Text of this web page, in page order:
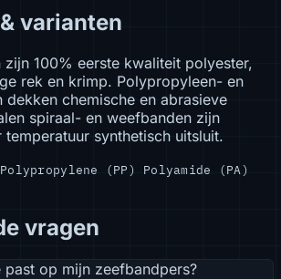
varianten
zijn 100% eerste kwaliteit polyester,
rek en krimp. Polypropyleen- en
dekken chemische en abrasieve
spiraal- en weefbanden zijn
synthetisch uitsluit.
Polypropylene (PP) Polyamide (PA)
vragen
op mijn zeefbandpers?